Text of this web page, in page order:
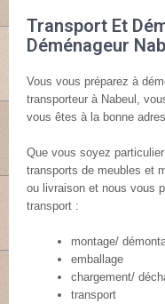
Transport Et
Déménageur
Vous vous préparez à
transporteur à Nabeul,
vous êtes à la bonne
Que vous soyez
transports de meubles et
ou livraison et nous vous
transport :
montage/
emballage
chargement/
transport